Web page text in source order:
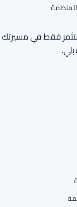
فقط في مسيرتك